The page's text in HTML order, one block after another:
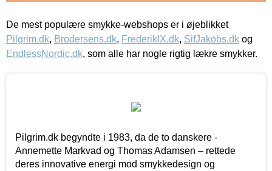
De mest populære smykke-webshops er i øjeblikket
Pilgrim.dk, Brodersens.dk, FrederikIX.dk, SifJakobs.dk og
EndlessNordic.dk, som alle har nogle rigtig lækre smykker.
Pilgrim.dk begyndte i 1983, da de to danskere -
Annemette Markvad og Thomas Adamsen – rettede
deres innovative energi mod smykkedesign og